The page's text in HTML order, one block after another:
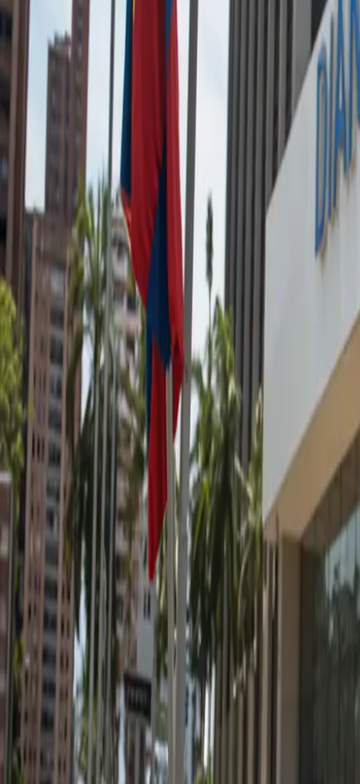
Trámites Aduaneros